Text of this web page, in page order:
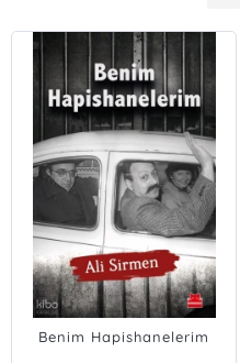
Benim Hapishanelerim